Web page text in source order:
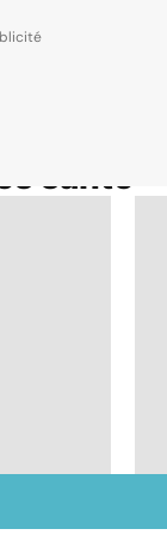
santé